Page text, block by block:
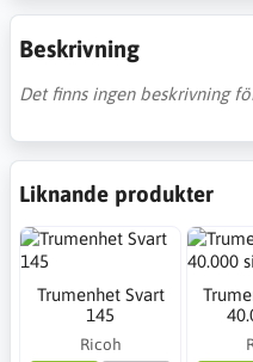
Beskrivning
Det finns ingen beskrivning
Liknande produkter
Trumenhet Svart
145
Ricoh